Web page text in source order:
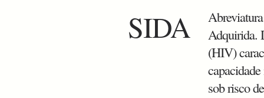
SIDA
Adquirida.
(HIV)
sob risco